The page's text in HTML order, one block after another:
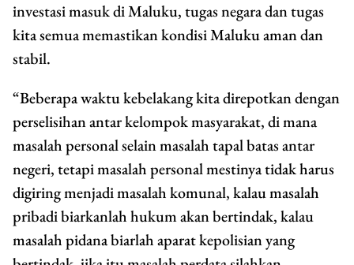
investasi masuk di Maluku, tugas negara dan tugas
kita semua memastikan kondisi Maluku aman dan
stabil.
“Beberapa waktu kebelakang kita direpotkan dengan
perselisihan antar kelompok masyarakat, di mana
masalah personal selain masalah tapal batas antar
negeri, tetapi masalah personal mestinya tidak harus
digiring menjadi masalah komunal, kalau masalah
pribadi biarkanlah hukum akan bertindak, kalau
masalah pidana biarlah aparat kepolisian yang